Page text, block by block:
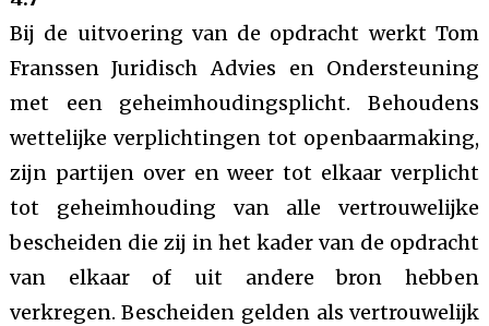
Bij de uitvoering van de opdracht werkt Tom
Franssen Juridisch Advies en Ondersteuning
met een geheimhoudingsplicht. Behoudens
wettelijke verplichtingen tot openbaarmaking,
zijn partijen over en weer tot elkaar verplicht
tot geheimhouding van alle vertrouwelijke
bescheiden die zij in het kader van de opdracht
van elkaar of uit andere bron hebben
verkregen. Bescheiden gelden als vertrouwelijk